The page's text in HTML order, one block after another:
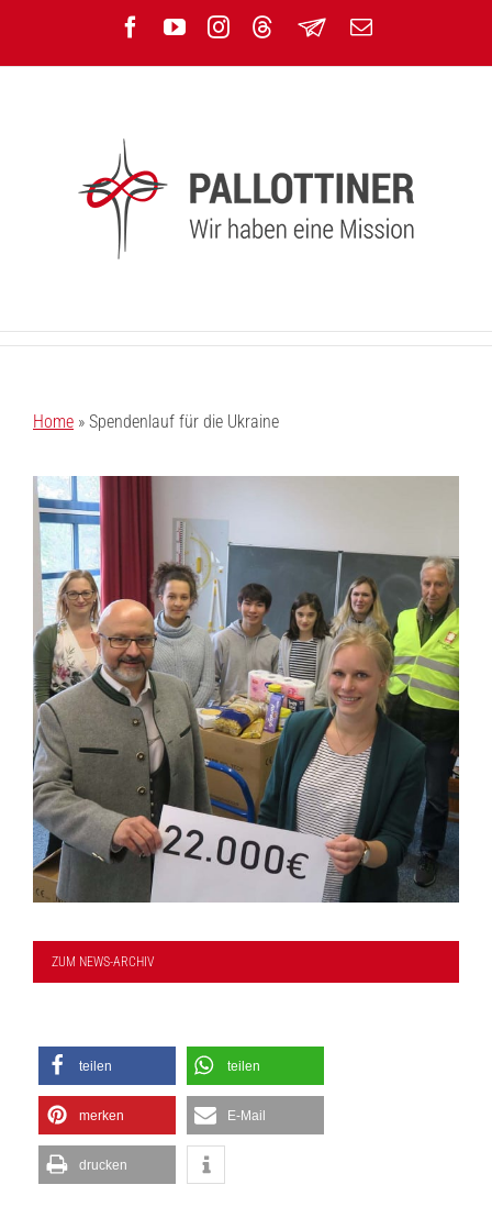
Facebook
YouTubeInstagram
Threads
Newsletter
E-
Home » Spendenlauf für die Ukraine
ZUM NEWS-ARCHIV
teilen teilen
merken E-Mail
drucken